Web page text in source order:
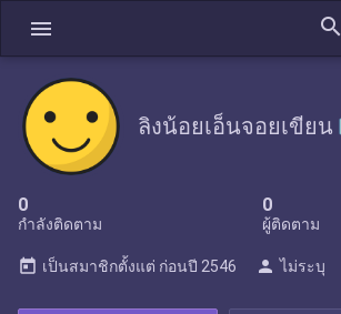
menu search
ลิงน้อยเอ็นจอยเขียน
0
กำลังติดตาม
0
ผู้ติดตาม
today เป็นสมาชิกตั้งแต่ ก่อนปี 2546 person ไม่ระบุ